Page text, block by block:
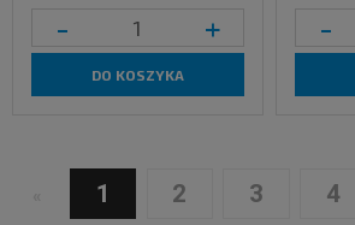
- +
DO KOSZYKA
-
1 2 3 4